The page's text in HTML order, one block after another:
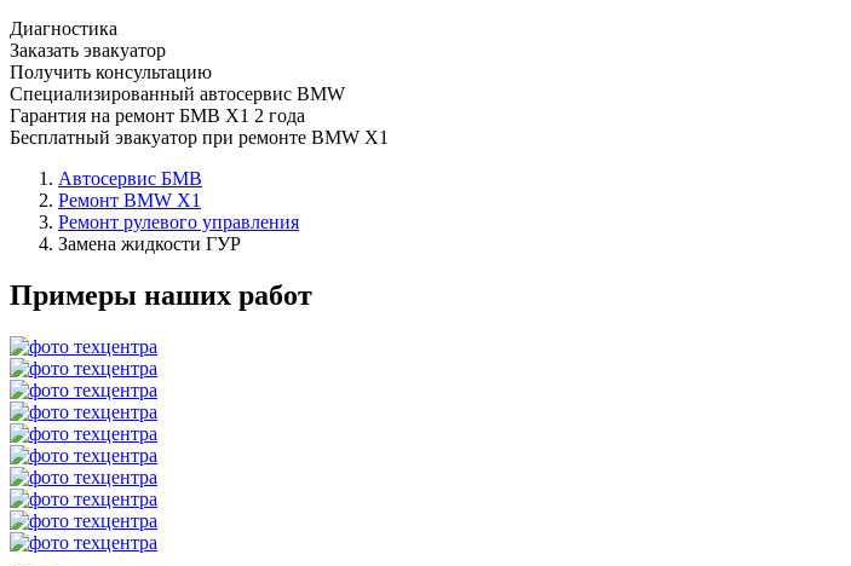
Диагностика
Заказать эвакуатор
Получить консультацию
Специализированный автосервис BMW
Гарантия на ремонт БМВ Х1 2 года
Бесплатный эвакуатор при ремонте BMW X1
Автосервис БМВ
Ремонт BMW X1
Ремонт рулевого управления
Замена жидкости ГУР
Примеры наших работ